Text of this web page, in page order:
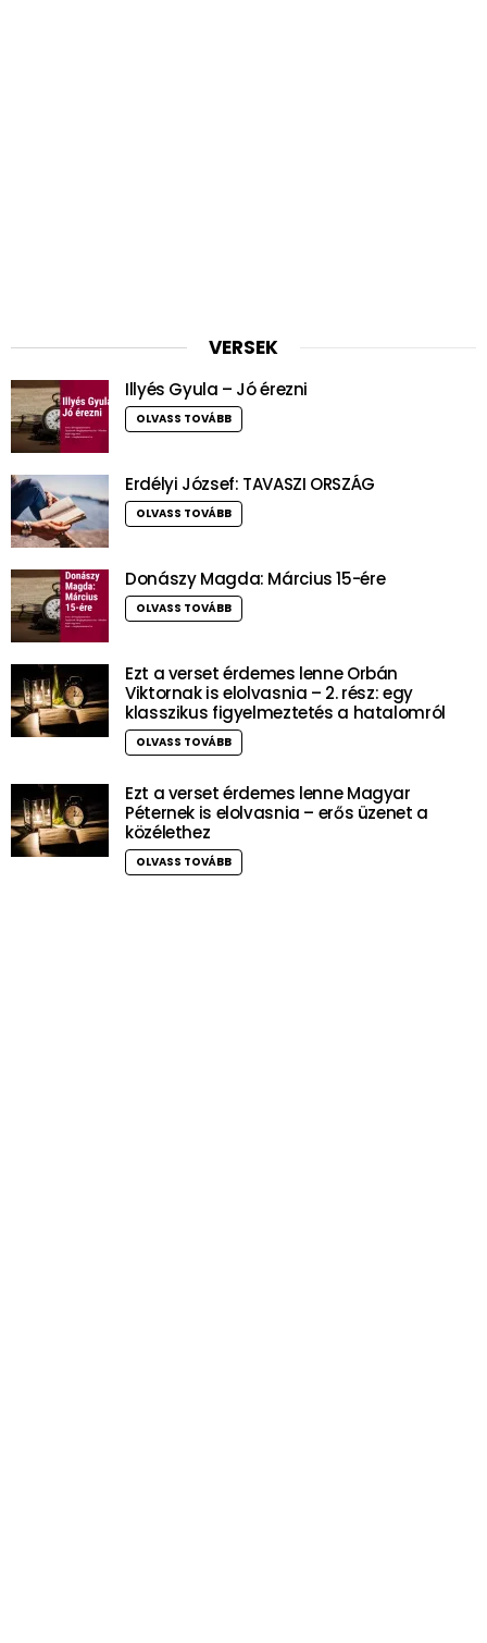
VERSEK
Illyés Gyula – Jó érezni
OLVASS TOVÁBB
Erdélyi József: TAVASZI ORSZÁG
OLVASS TOVÁBB
Donászy Magda: Március 15-ére
OLVASS TOVÁBB
Ezt a verset érdemes lenne Orbán
Viktornak is elolvasnia – 2. rész: egy
klasszikus figyelmeztetés a hatalomról
OLVASS TOVÁBB
Ezt a verset érdemes lenne Magyar
Péternek is elolvasnia – erős üzenet a
közélethez
OLVASS TOVÁBB